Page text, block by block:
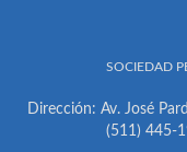
SOCIEDAD
Dirección: Av. José
(511) 445-